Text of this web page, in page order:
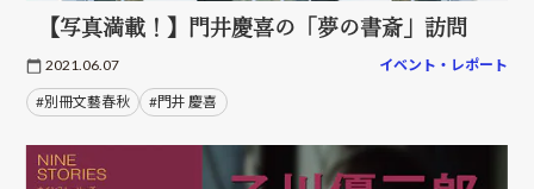
【写真満載！】門井慶喜の「夢の書斎」訪問
2021.06.07 イベント・レポート
#別冊文藝春秋 #門井 慶喜